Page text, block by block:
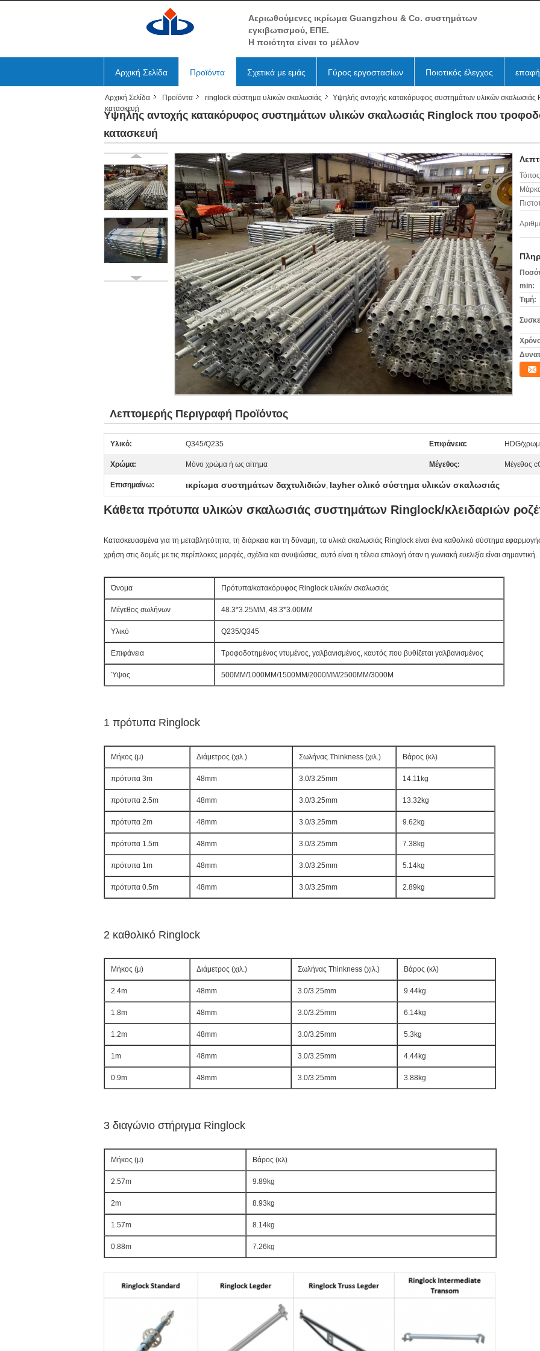
Αεριωθούμενες ικρίωμα Guangzhou & Co. συστημάτων
εγκιβωτισμού, ΕΠΕ.
Η ποιότητα είναι το μέλλον
Αρχική Σελίδα Προϊόντα Σχετικά με εμάς Γύρος εργοστασίων Ποιοτικός έλεγχος επαφή
Αρχική Σελίδα Προϊόντα ringlock σύστημα υλικών σκαλωσιάς
Υψηλής αντοχής κατακόρυφος συστημάτων υλικών σκαλωσιάς
κατασκευή
Υψηλής αντοχής κατακόρυφος συστημάτων υλικών σκαλωσιάς Ringlock που
κατασκευή
min:
Τιμή:
Λεπτομερής Περιγραφή Προϊόντος
Υλικό: Q345/Q235 Επιφάνεια: HDG/
Χρώμα: Μόνο χρώμα ή ως αίτημα Μέγεθος: Μέγεθος
Επισημαίνω: ικρίωμα συστημάτων δαχτυλιδιών, layher ολικό σύστημα υλικών σκαλωσιάς
Κάθετα πρότυπα υλικών σκαλωσιάς συστημάτων Ringlock/κλειδαριών
Κατασκευασμένα για τη μεταβλητότητα, τη διάρκεια και τη δύναμη, τα υλικά σκαλωσιάς Ringlock είναι ένα καθολικό σύστημα
χρήση στις δομές με τις περίπλοκες μορφές, σχέδια και ανυψώσεις, αυτό είναι η τέλεια επιλογή όταν η γωνιακή ευελιξία είναι σημαντική.
Όνομα Πρότυπα/κατακόρυφος Ringlock υλικών σκαλωσιάς
Μέγεθος σωλήνων 48.3*3.25MM, 48.3*3.00MM
Υλικό Q235/Q345
Επιφάνεια Τροφοδοτημένος ντυμένος, γαλβανισμένος, καυτός που βυθίζεται γαλβανισμένος
Ύψος 500MM/1000MM/1500MM/2000MM/2500MM/3000M
1 πρότυπα Ringlock
Μήκος (μ) Διάμετρος (χιλ.) Σωλήνας Thinkness (χιλ.) Βάρος (κλ)
πρότυπα 3m 48mm 3.0/3.25mm 14.11kg
πρότυπα 2.5m 48mm 3.0/3.25mm 13.32kg
πρότυπα 2m 48mm 3.0/3.25mm 9.62kg
πρότυπα 1.5m 48mm 3.0/3.25mm 7.38kg
πρότυπα 1m 48mm 3.0/3.25mm 5.14kg
πρότυπα 0.5m 48mm 3.0/3.25mm 2.89kg
2 καθολικό Ringlock
Μήκος (μ) Διάμετρος (χιλ.) Σωλήνας Thinkness (χιλ.) Βάρος (κλ)
2.4m 48mm 3.0/3.25mm 9.44kg
1.8m 48mm 3.0/3.25mm 6.14kg
1.2m 48mm 3.0/3.25mm 5.3kg
1m 48mm 3.0/3.25mm 4.44kg
0.9m 48mm 3.0/3.25mm 3.88kg
3 διαγώνιο στήριγμα Ringlock
Μήκος (μ) Βάρος (κλ)
2.57m 9.89kg
2m 8.93kg
1.57m 8.14kg
0.88m 7.26kg